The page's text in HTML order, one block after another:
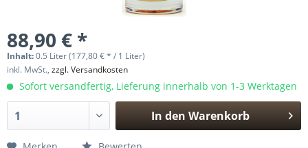
88,90 € *
Inhalt:0.5 Liter (177,80 € * / 1 Liter)
inkl. MwSt., zzgl. Versandkosten
Sofort versandfertig, Lieferung innerhalb von 1-3 Werktagen
In den Warenkorb